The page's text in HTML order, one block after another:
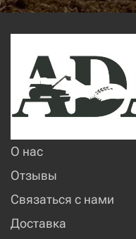
О нас
Отзывы
Связаться с нами
Доставка